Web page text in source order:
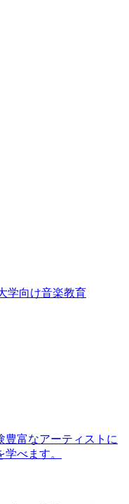
学向け音楽教育
豊富なアーティストに
べます。